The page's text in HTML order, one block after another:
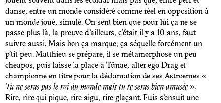
danse, entre un monde considéré comme réel en opposition à
un monde joué, simulé. On sent bien que pour lui ça ne se
passe plus là, la preuve d’ailleurs, c’était il y a 10 ans, faut
suivre aussi. Mais bon ça marque, ça séquelle forcément un
p’tit peu. Matthieu se prépare, il se métamorphose un peu
cheapos, puis laisse la place à Tünae, alter ego Drag et
championne en titre pour la déclamation de ses Astroèmes «
Tu ne seras pas le roi du monde mais tu te seras bien amusée ».
Rire, rire qui pique, rire aigu, rire glaçant. Puis s’ensuit une